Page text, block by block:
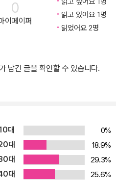
0
이페이퍼
읽고 있어요 1명
읽었어요 2명
남긴 글을 확인할 수 있습니다.
대
0%
대
18.9%
대
29.3%
대
25.6%